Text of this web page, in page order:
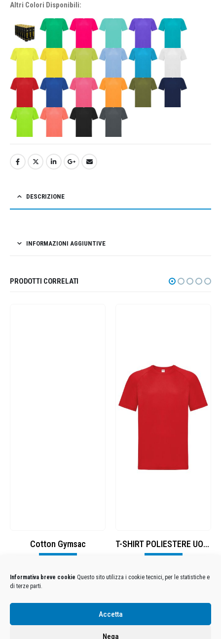
Informativa breve cookie Questo sito utilizza i cookie tecnici, per le statistiche e
di terze parti.
Accetta
Nega
Altri Colori Disponibili:
DESCRIZIONE
INFORMAZIONI AGGIUNTIVE
PRODOTTI CORRELATI
Cotton Gymsac T-SHIRT POLIESTERE UOMO – ROSSO
Condizioni Generali di Utilizzo-Cookies-Privacy
Euro 12.500.000 i.v. - C.F. e Iscr. Reg. Imp. Monza e Brianza 02137480964 - R.E.A. MB-1370021 -